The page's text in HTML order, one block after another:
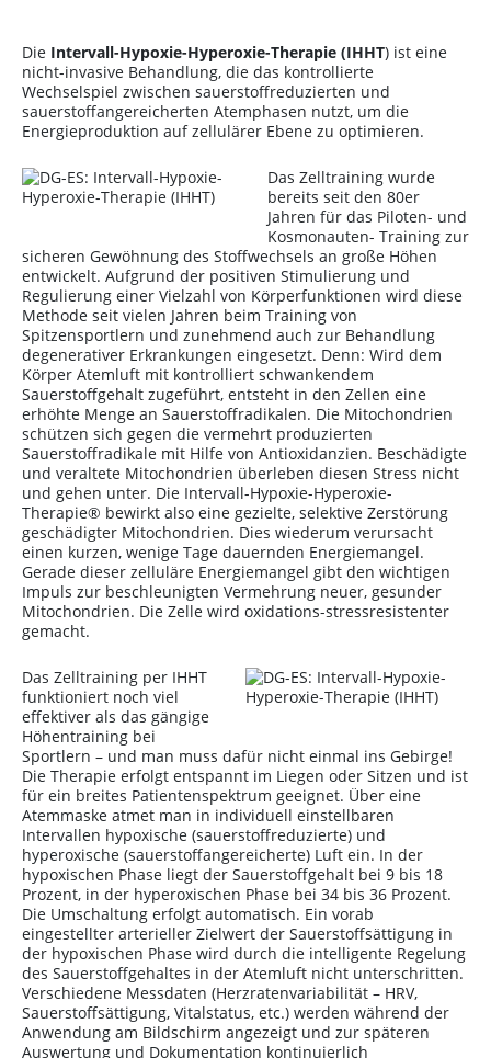
Die Intervall-Hypoxie-Hyperoxie-Therapie (IHHT) ist eine
nicht-invasive Behandlung, die das kontrollierte
Wechselspiel zwischen sauerstoffreduzierten und
sauerstoffangereicherten Atemphasen nutzt, um die
Energieproduktion auf zellulärer Ebene zu optimieren.
Das Zelltraining wurde
bereits seit den 80er
Jahren für das Piloten- und
Kosmonauten- Training zur
sicheren Gewöhnung des Stoffwechsels an große Höhen
entwickelt. Aufgrund der positiven Stimulierung und
Regulierung einer Vielzahl von Körperfunktionen wird diese
Methode seit vielen Jahren beim Training von
Spitzensportlern und zunehmend auch zur Behandlung
degenerativer Erkrankungen eingesetzt. Denn: Wird dem
Körper Atemluft mit kontrolliert schwankendem
Sauerstoffgehalt zugeführt, entsteht in den Zellen eine
erhöhte Menge an Sauerstoffradikalen. Die Mitochondrien
schützen sich gegen die vermehrt produzierten
Sauerstoffradikale mit Hilfe von Antioxidanzien. Beschädigte
und veraltete Mitochondrien überleben diesen Stress nicht
und gehen unter. Die Intervall-Hypoxie-Hyperoxie-
Therapie® bewirkt also eine gezielte, selektive Zerstörung
geschädigter Mitochondrien. Dies wiederum verursacht
einen kurzen, wenige Tage dauernden Energiemangel.
Gerade dieser zelluläre Energiemangel gibt den wichtigen
Impuls zur beschleunigten Vermehrung neuer, gesunder
Mitochondrien. Die Zelle wird oxidations-stressresistenter
gemacht.
Das Zelltraining per IHHT
funktioniert noch viel
effektiver als das gängige
Höhentraining bei
Sportlern – und man muss dafür nicht einmal ins Gebirge!
Die Therapie erfolgt entspannt im Liegen oder Sitzen und ist
für ein breites Patientenspektrum geeignet. Über eine
Atemmaske atmet man in individuell einstellbaren
Intervallen hypoxische (sauerstoffreduzierte) und
hyperoxische (sauerstoffangereicherte) Luft ein. In der
hypoxischen Phase liegt der Sauerstoffgehalt bei 9 bis 18
Prozent, in der hyperoxischen Phase bei 34 bis 36 Prozent.
Die Umschaltung erfolgt automatisch. Ein vorab
eingestellter arterieller Zielwert der Sauerstoffsättigung in
der hypoxischen Phase wird durch die intelligente Regelung
des Sauerstoffgehaltes in der Atemluft nicht unterschritten.
Verschiedene Messdaten (Herzratenvariabilität – HRV,
Sauerstoffsättigung, Vitalstatus, etc.) werden während der
Anwendung am Bildschirm angezeigt und zur späteren
Auswertung und Dokumentation kontinuierlich